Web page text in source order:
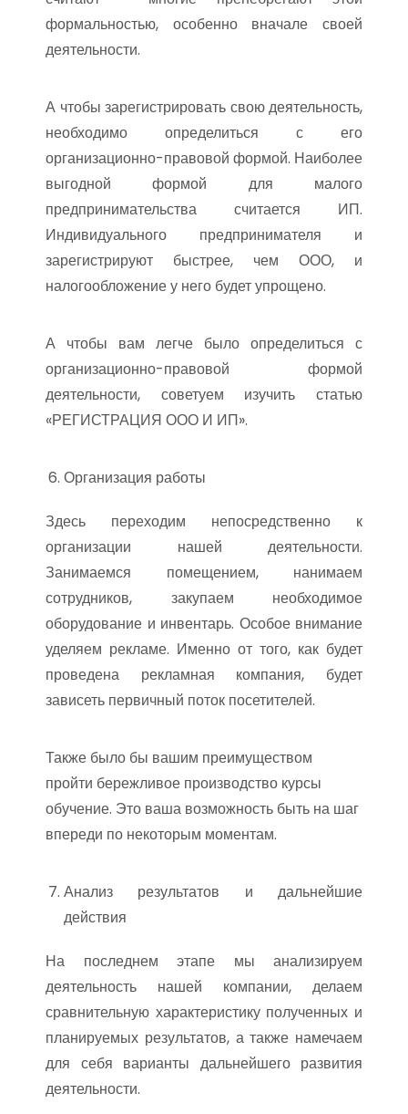
формальностью, особенно вначале своей
деятельности.
А чтобы зарегистрировать свою деятельность,
необходимо определиться с его
организационно-правовой формой. Наиболее
выгодной формой для малого
предпринимательства считается ИП.
Индивидуального предпринимателя и
зарегистрируют быстрее, чем ООО, и
налогообложение у него будет упрощено.
А чтобы вам легче было определиться с
организационно-правовой формой
деятельности, советуем изучить статью
«РЕГИСТРАЦИЯ ООО И ИП».
Организация работы
Здесь переходим непосредственно к
организации нашей деятельности.
Занимаемся помещением, нанимаем
сотрудников, закупаем необходимое
оборудование и инвентарь. Особое внимание
уделяем рекламе. Именно от того, как будет
проведена рекламная компания, будет
зависеть первичный поток посетителей.
Также было бы вашим преимуществом
пройти бережливое производство курсы
обучение. Это ваша возможность быть на шаг
впереди по некоторым моментам.
Анализ результатов и дальнейшие
действия
На последнем этапе мы анализируем
деятельность нашей компании, делаем
сравнительную характеристику полученных и
планируемых результатов, а также намечаем
для себя варианты дальнейшего развития
деятельности.